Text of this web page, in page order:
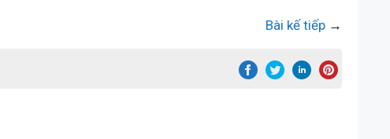
Bài kế tiếp →